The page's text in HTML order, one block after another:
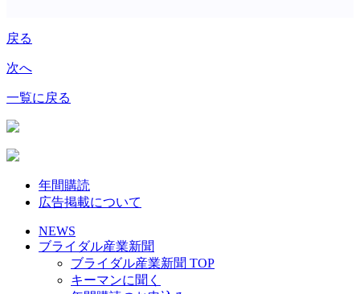
戻る
次へ
一覧に戻る
年間購読
広告掲載について
NEWS
ブライダル産業新聞
ブライダル産業新聞 TOP
キーマンに聞く